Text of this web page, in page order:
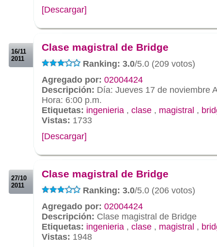
[Descargar]
16/11
2011
Clase magistral de Bridge
Ranking: 3.0/5.0 (209 votos)
Agregado por: 02004424
Descripción: Día: Jueves 17 de noviembre
Hora: 6:00 p.m.
Etiquetas: ingenieria , clase , magistral ,
Vistas: 1733
[Descargar]
27/10
2011
Clase magistral de Bridge
Ranking: 3.0/5.0 (206 votos)
Agregado por: 02004424
Descripción: Clase magistral de Bridge
Etiquetas: ingenieria , clase , magistral ,
Vistas: 1948